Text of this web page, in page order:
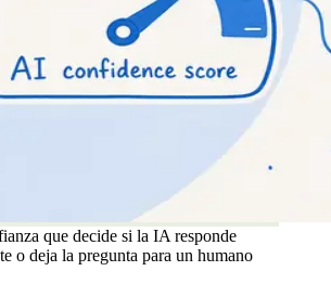
que decide si la IA responde
o deja la pregunta para un humano